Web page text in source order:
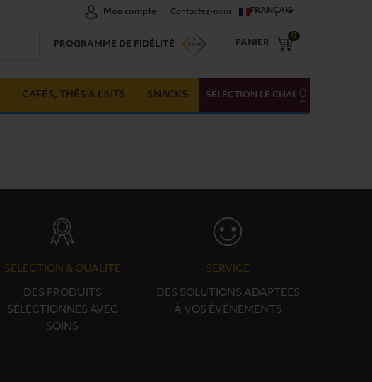
Mon compte Contactez-nous FRANÇAIS
PROGRAMME DE FIDÉLITÉ PANIER
0
CAFÉS, THÉS & LAITS SNACKS SÉLECTION LE CHAI
SÉLECTION & QUALITÉ
DES PRODUITS
SÉLECTIONNÉS AVEC
SOINS
SERVICE
DES SOLUTIONS ADAPTÉES
À VOS ÉVÉNEMENTS